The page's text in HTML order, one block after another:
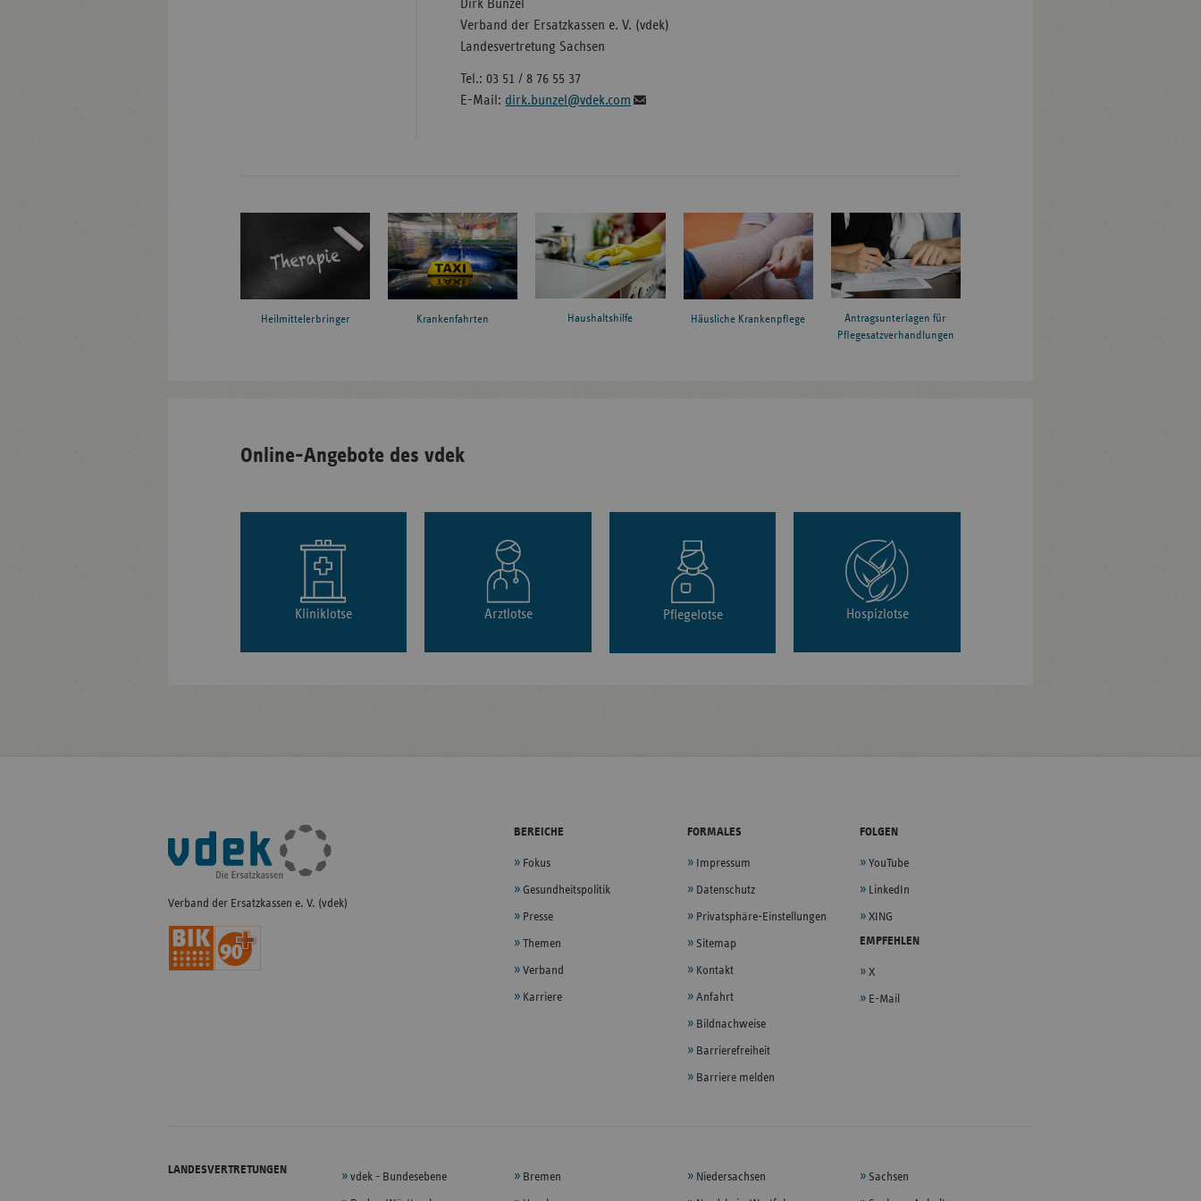
Dirk Bunzel
Verband der Ersatzkassen e. V. (vdek)
Landesvertretung Sachsen
Tel.: 03 51 / 8 76 55 37
E-Mail: dirk.bunzel@vdek.com
Heilmittelerbringer Krankenfahrten Haushaltshilfe Häusliche Krankenpflege
Antragsunterlagen für
Pflegesatzverhandlungen
Online-Angebote des vdek
Kliniklotse Arztlotse Pflegelotse Hospizlotse
Fußleisten-
Navigation
Verband der Ersatzkassen e. V. (vdek)
BEREICHE
Fokus
Gesundheitspolitik
Presse
Themen
Verband
Karriere
FORMALES
Impressum
Datenschutz
Privatsphäre-Einstellungen
Sitemap
Kontakt
Anfahrt
Bildnachweise
Barrierefreiheit
Barriere melden
FOLGEN
YouTube
LinkedIn
XING
EMPFEHLEN
X
E-Mail
LANDESVERTRETUNGEN
vdek - Bundesebene Bremen Niedersachsen Sachsen